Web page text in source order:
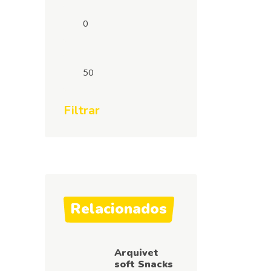
mínimo
máximo
Filtrar
Relacionados
Arquivet
soft Snacks